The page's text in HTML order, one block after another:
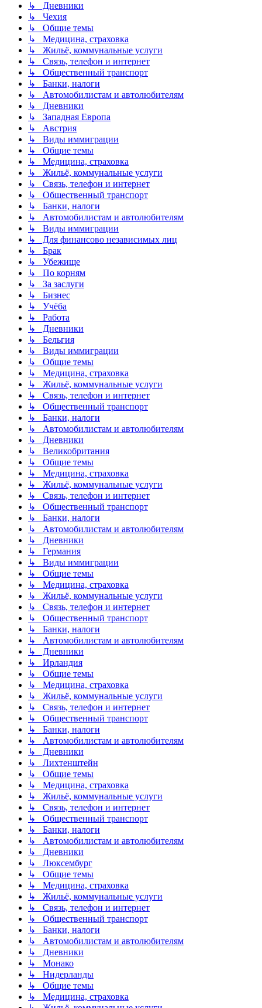
↳ Дневники
↳ Чехия
↳ Общие темы
↳ Медицина, страховка
↳ Жильё, коммунальные услуги
↳ Связь, телефон и интернет
↳ Общественный транспорт
↳ Банки, налоги
↳ Автомобилистам и автолюбителям
↳ Дневники
↳ Западная Европа
↳ Австрия
↳ Виды иммиграции
↳ Общие темы
↳ Медицина, страховка
↳ Жильё, коммунальные услуги
↳ Связь, телефон и интернет
↳ Общественный транспорт
↳ Банки, налоги
↳ Автомобилистам и автолюбителям
↳ Виды иммиграции
↳ Для финансово независимых лиц
↳ Брак
↳ Убежище
↳ По корням
↳ За заслуги
↳ Бизнес
↳ Учёба
↳ Работа
↳ Дневники
↳ Бельгия
↳ Виды иммиграции
↳ Общие темы
↳ Медицина, страховка
↳ Жильё, коммунальные услуги
↳ Связь, телефон и интернет
↳ Общественный транспорт
↳ Банки, налоги
↳ Автомобилистам и автолюбителям
↳ Дневники
↳ Великобритания
↳ Общие темы
↳ Медицина, страховка
↳ Жильё, коммунальные услуги
↳ Связь, телефон и интернет
↳ Общественный транспорт
↳ Банки, налоги
↳ Автомобилистам и автолюбителям
↳ Дневники
↳ Германия
↳ Виды иммиграции
↳ Общие темы
↳ Медицина, страховка
↳ Жильё, коммунальные услуги
↳ Связь, телефон и интернет
↳ Общественный транспорт
↳ Банки, налоги
↳ Автомобилистам и автолюбителям
↳ Дневники
↳ Ирландия
↳ Общие темы
↳ Медицина, страховка
↳ Жильё, коммунальные услуги
↳ Связь, телефон и интернет
↳ Общественный транспорт
↳ Банки, налоги
↳ Автомобилистам и автолюбителям
↳ Дневники
↳ Лихтенштейн
↳ Общие темы
↳ Медицина, страховка
↳ Жильё, коммунальные услуги
↳ Связь, телефон и интернет
↳ Общественный транспорт
↳ Банки, налоги
↳ Автомобилистам и автолюбителям
↳ Дневники
↳ Люксембург
↳ Общие темы
↳ Медицина, страховка
↳ Жильё, коммунальные услуги
↳ Связь, телефон и интернет
↳ Общественный транспорт
↳ Банки, налоги
↳ Автомобилистам и автолюбителям
↳ Дневники
↳ Монако
↳ Нидерланды
↳ Общие темы
↳ Медицина, страховка